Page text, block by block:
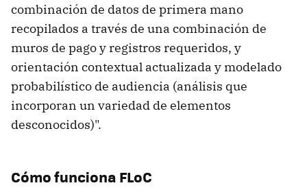
combinación de datos de primera mano
recopilados a través de una combinación de
muros de pago y registros requeridos, y
orientación contextual actualizada y modelado
probabilístico de audiencia (análisis que
incorporan un variedad de elementos
desconocidos)".
Cómo funciona FLoC